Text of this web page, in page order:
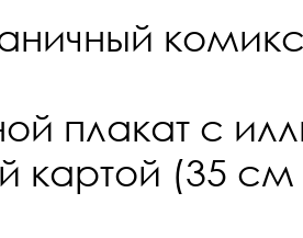
плакат с
картой (35